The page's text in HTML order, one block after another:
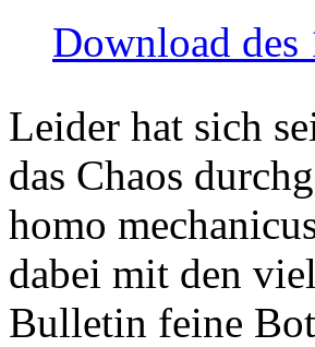
Download
Leider hat sich
das Chaos
homo
dabei mit den
Bulletin feine